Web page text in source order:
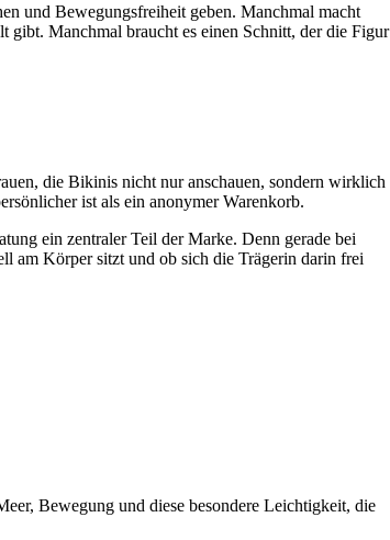
und Bewegungsfreiheit geben. Manchmal macht
gibt. Manchmal braucht es einen Schnitt, der die Figur
die Bikinis nicht nur anschauen, sondern wirklich
ist als ein anonymer Warenkorb.
ein zentraler Teil der Marke. Denn gerade bei
am Körper sitzt und ob sich die Trägerin darin frei
Bewegung und diese besondere Leichtigkeit, die